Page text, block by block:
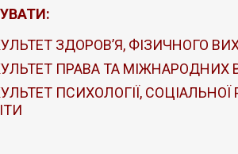
ЗДОРОВ’Я, ФІЗИЧНОГО
ПРАВА ТА МІЖНАРОДНИХ
ПСИХОЛОГІЇ,